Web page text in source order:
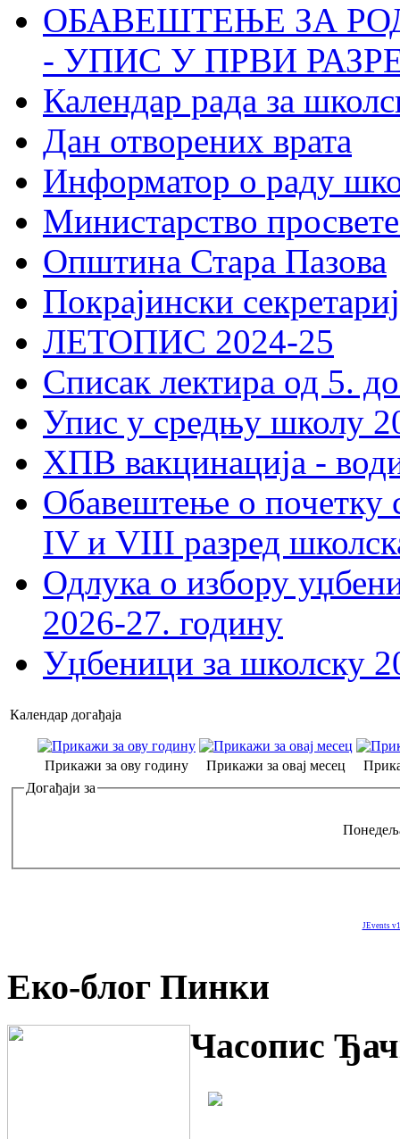
ОБАВЕШТЕЊЕ ЗА
- УПИС У ПРВИ
Календар рада за
Дан отворених врата
Информатор о раду
Министарство
Општина Стара Пазова
Покрајински
ЛЕТОПИС 2024-25
Списак лектира од 5.
Упис у средњу школу
ХПВ вакцинација -
Обавештење о почетку
IV и VIII разред
Одлука о избору
2026-27. годину
Уџбеници за школску
Календар догађаја
Прикажи за ову годину Прикажи за овај месец
Догађаји за
JEvents
Еко-блог Пинки
Часопис